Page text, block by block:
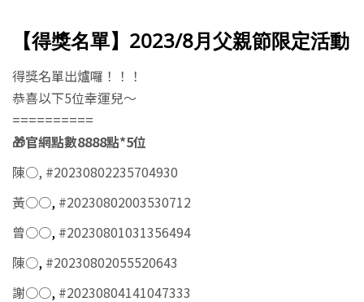
【得獎名單】2023/8月父親節限定活動
得獎名單出爐囉！！！
恭喜以下5位幸運兒～
==========
🎁官網點數8888點*5位
陳○, #20230802235704930
黃○○, #20230802003530712
曾○○, #20230801031356494
陳○, #20230802055520643
謝○○, #20230804141047333